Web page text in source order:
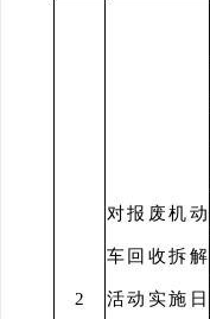
2
对报废机动
车回收拆解
活动实施日